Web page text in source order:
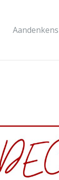
Aandenkens